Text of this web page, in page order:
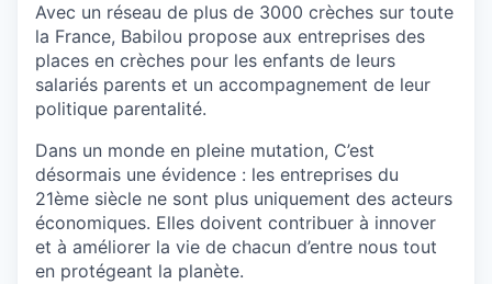
Avec un réseau de plus de 3000 crèches sur toute
la France, Babilou propose aux entreprises des
places en crèches pour les enfants de leurs
salariés parents et un accompagnement de leur
politique parentalité.
Dans un monde en pleine mutation, C’est
désormais une évidence : les entreprises du
21ème siècle ne sont plus uniquement des acteurs
économiques. Elles doivent contribuer à innover
et à améliorer la vie de chacun d’entre nous tout
en protégeant la planète.